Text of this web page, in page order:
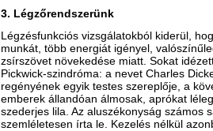
3. Légzőrendszerünk
Légzésfunkciós vizsgálatokból kiderül,
munkát, több energiát igényel,
zsírszövet növekedése miatt. Sokat
Pickwick-szindróma: a nevet Charles
regényének egyik testes szereplője, a
emberek állandóan álmosak, aprókat
szederjes lila. Az aluszékonyság számos
szemléletesen írta le. Kezelés nélkül